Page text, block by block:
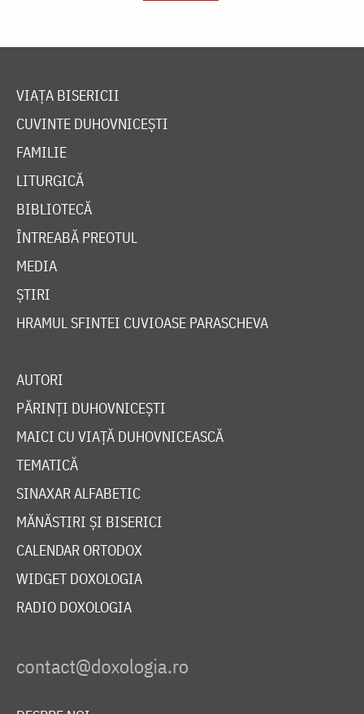
VIAȚA BISERICII
CUVINTE DUHOVNICEȘTI
FAMILIE
LITURGICĂ
BIBLIOTECĂ
ÎNTREABĂ PREOTUL
MEDIA
ȘTIRI
HRAMUL SFINTEI CUVIOASE PARASCHEVA
AUTORI
PĂRINȚI DUHOVNICEȘTI
MAICI CU VIAȚĂ DUHOVNICEASCĂ
TEMATICĂ
SINAXAR ALFABETIC
MĂNĂSTIRI ȘI BISERICI
CALENDAR ORTODOX
WIDGET DOXOLOGIA
RADIO DOXOLOGIA